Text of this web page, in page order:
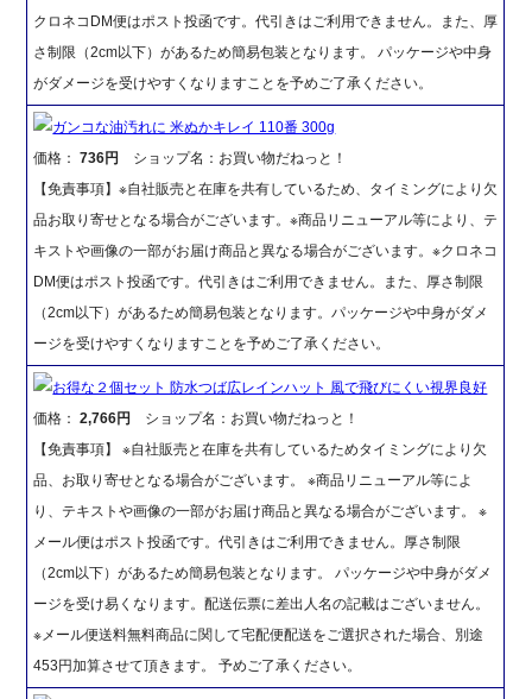
クロネコDM便はポスト投函です。代引きはご利用できません。また、厚
さ制限（2cm以下）があるため簡易包装となります。 パッケージや中身
がダメージを受けやすくなりますことを予めご了承ください。
ガンコな油汚れに 米ぬかキレイ 110番 300g
価格：736円
ショップ名：お買い物だねっと！
【免責事項】※自社販売と在庫を共有しているため、タイミングにより欠
品お取り寄せとなる場合がございます。※商品リニューアル等により、テ
キストや画像の一部がお届け商品と異なる場合がございます。※クロネコ
DM便はポスト投函です。代引きはご利用できません。また、厚さ制限
（2cm以下）があるため簡易包装となります。パッケージや中身がダメ
ージを受けやすくなりますことを予めご了承ください。
お得な２個セット 防水つば広レインハット 風で飛びにくい視界良好
価格：2,766円
ショップ名：お買い物だねっと！
【免責事項】 ※自社販売と在庫を共有しているためタイミングにより欠
品、お取り寄せとなる場合がございます。 ※商品リニューアル等によ
り、テキストや画像の一部がお届け商品と異なる場合がございます。 ※
メール便はポスト投函です。代引きはご利用できません。厚さ制限
（2cm以下）があるため簡易包装となります。 パッケージや中身がダメ
ージを受け易くなります。配送伝票に差出人名の記載はございません。
※メール便送料無料商品に関して宅配便配送をご選択された場合、別途
453円加算させて頂きます。 予めご了承ください。